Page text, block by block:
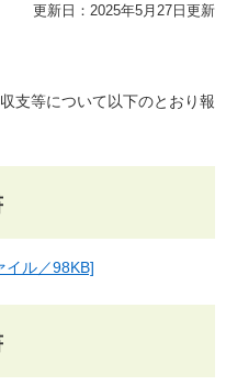
更新日：2025年5月27日更新
支等について以下のとおり報
イル／98KB]